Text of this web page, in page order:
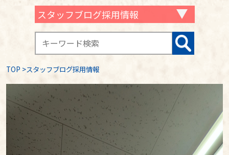
スタッフブログ採用情報
TOP >スタッフブログ採用情報